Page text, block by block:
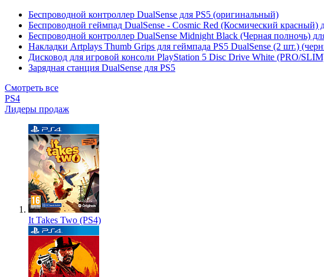
Беспроводной контроллер DualSense для PS5 (оригинальный)
Беспроводной геймпад DualSense - Cosmic Red (Космический красный)
Беспроводной контроллер DualSense Midnight Black (Черная полночь)
Накладки Artplays Thumb Grips для геймпада PS5 DualSense (2 шт.)
Дисковод для игровой консоли PlayStation 5 Disc Drive White (PRO/
Зарядная станция DualSense для PS5
Смотреть все
PS4
Лидеры продаж
It Takes Two (PS4)